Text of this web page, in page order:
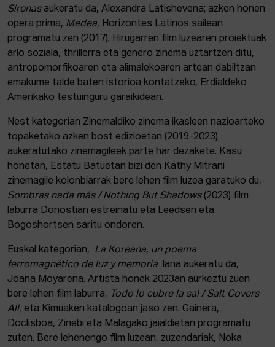
Sirenas aukeratu da, Alexandra Latishevena; azken honen
opera prima, Medea, Horizontes Latinos sailean
programatu zen (2017). Hirugarren film luzearen proiektuak
arlo soziala, thrillerra eta genero zinema uztartzen ditu,
antropomorfikoaren eta alimalekoaren artean dabiltzan
emakume talde baten istorioa kontatzeko, Erdialdeko
Amerikako testuinguru garaikidean.
Nest kategorian Zinemaldiko zinema ikasleen nazioarteko
topaketako azken bost edizioetan (2019-2023)
aukeratutako zinemagileek parte har dezakete. Kasu
honetan, Estatu Batuetan bizi den Kathy Mitrani
zinemagile kolonbiarrak bere lehen film luzea garatuko du,
Sombras nada más / Nothing But Shadows(2023) film
laburra Donostian estreinatu eta Leedsen eta
Bogoshortsen saritu ondoren.
Euskal kategorian,
La Koreana, un poema
ferromagnético de luz y memoria lana aukeratu da,
Joana Moyarena. Artista honek 2023an aurkeztu zuen
bere lehen film laburra, Todo lo cubre la sal / Salt Covers
All, eta Kimuaken katalogoan jaso zen. Gainera,
Doclisboa, Zinebi eta Malagako jaialdietan programatu
zuten. Bere lehenengo film luzean, zuzendariak, Noka